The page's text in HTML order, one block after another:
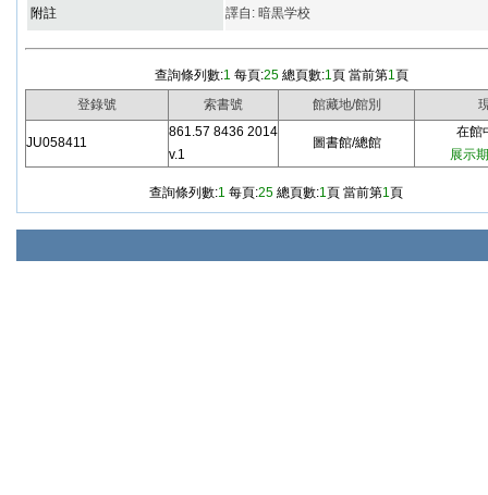
附註 譯自: 暗黒学校
查詢條列數:1 每頁:25總頁數:1頁 當前第1頁
登錄號
索書號 館藏地/館別
JU058411
861.57 8436 2014
v.1
圖書館/總館
在館
展示
查詢條列數:1 每頁:25 總頁數:1頁 當前第1頁